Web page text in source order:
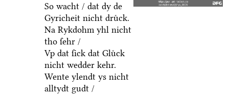
So wacht / dat dy de
Gyricheit nicht druͤck.
Na Rykdohm yhl nicht
tho ſehr /
Vp dat ſick dat Gluͤck
nicht wedder kehr.
Wente ylendt ys nicht
alltydt gudt /